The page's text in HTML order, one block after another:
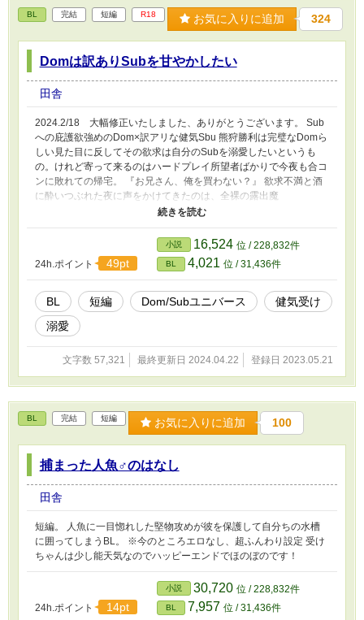
BL 完結 短編 R18 お気に入りに追加 324
Domは訳ありSubを甘やかしたい
田舎
2024.2/18 大幅修正いたしました、ありがとうございます。 Sub
への庇護欲強めのDom×訳アリな健気Sbu 熊狩勝利は完璧なDomら
しい見た目に反してその欲求は自分のSubを溺愛したいというも
の。けれど寄って来るのはハードプレイ所望者ばかりで今夜も合コ
ンに敗れての帰宅。 『お兄さん、俺を買わない？』 欲求不満と酒
に酔いつぶれた夜に声をかけてきたのは、全裸の露出魔
――――！？！？ ・基本攻め目線です ・受けが他のDomに乱暴さ
れてしまう描写があります
24h.ポイント 49pt
小説 16,524 位 / 228,832件
BL 4,021 位 / 31,436件
BL 短編 Dom/Subユニバース
健気受け
溺愛
文字数 57,321 最終更新日 2024.04.22 登録日 2023.05.21
BL 完結 短編 お気に入りに追加 100
捕まった人魚♂のはなし
田舎
短編。 人魚に一目惚れした堅物攻めが彼を保護して自分ちの水槽
に囲ってしまうBL。 ※今のところエロなし、超ふんわり設定 受け
ちゃんは少し能天気なのでハッピーエンドでほのぼのです！
24h.ポイント 14pt
小説 30,720 位 / 228,832件
BL 7,957 位 / 31,436件